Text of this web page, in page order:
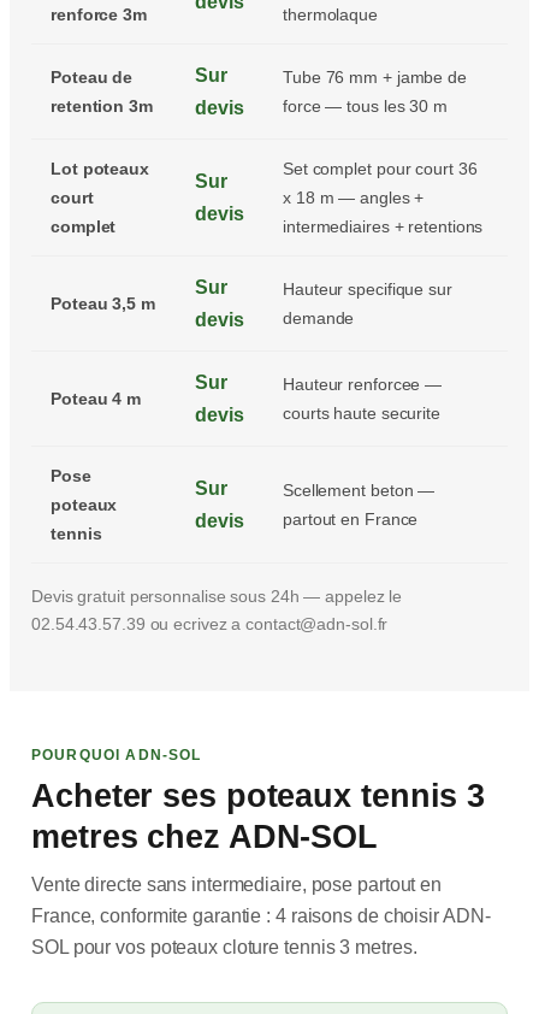
renforce 3m
thermolaque
Poteau de
retention 3m
Sur
devis
Tube 76 mm + jambe de
force — tous les 30 m
Lot poteaux
court
complet
Sur
devis
Set complet pour court 36
x 18 m — angles +
intermediaires + retentions
Poteau 3,5 m
Sur
devis
Hauteur specifique sur
demande
Poteau 4 m
Sur
devis
Hauteur renforcee —
courts haute securite
Pose
poteaux
tennis
Sur
devis
Scellement beton —
partout en France
Devis gratuit personnalise sous 24h — appelez le
02.54.43.57.39 ou ecrivez a contact@adn-sol.fr
POURQUOI ADN-SOL
Acheter ses poteaux tennis 3
metres chez ADN-SOL
Vente directe sans intermediaire, pose partout en
France, conformite garantie : 4 raisons de choisir ADN-
SOL pour vos poteaux cloture tennis 3 metres.